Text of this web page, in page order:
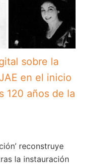
sobre la
en el inicio
120 años de la
reconstruye
la instauración